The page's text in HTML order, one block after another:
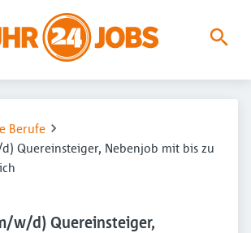
Berufe
Quereinsteiger, Nebenjob mit bis zu
w/d) Quereinsteiger,